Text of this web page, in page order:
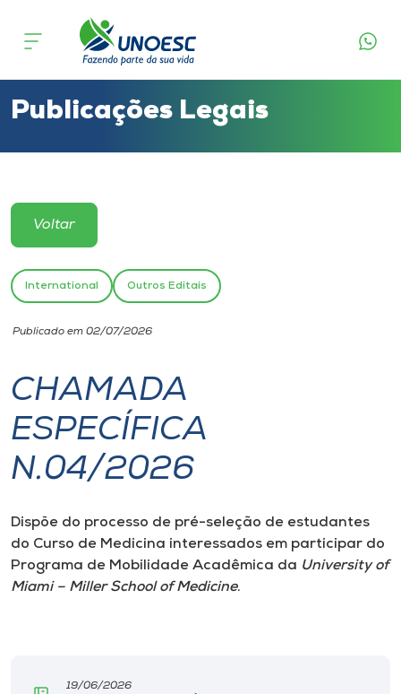
Cursos
Atendimento ao Estudante
Portal de Ensino
Unoesc
Internacionalização
I.nova
Cultura
Publicações Legais
Voltar
International Outros Editais
Publicado em 02/07/2026
CHAMADA
ESPECÍFICA
N.04/2026
Dispõe do processo de pré-seleção de estudantes
do Curso de Medicina interessados em participar do
Programa de Mobilidade Acadêmica da University of
Miami – Miller School of Medicine.
19/06/2026